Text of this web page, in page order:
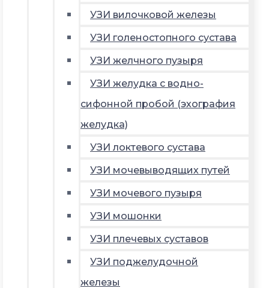
УЗИ вилочковой железы
УЗИ голеностопного сустава
УЗИ желчного пузыря
УЗИ желудка с водно-
сифонной пробой (эхография
желудка)
УЗИ локтевого сустава
УЗИ мочевыводящих путей
УЗИ мочевого пузыря
УЗИ мошонки
УЗИ плечевых суставов
УЗИ поджелудочной
железы